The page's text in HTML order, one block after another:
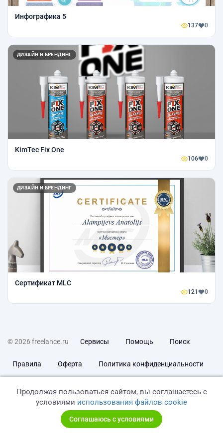
Инфографика 5
137 0
ДИЗАЙН И БРЕНДИНГ
KimTec Fix One
106 0
ДИЗАЙН И БРЕНДИНГ
Сертификат MLC
121 0
© 2026 freelance.ru Сервисы Помощь Поиск
Правила Оферта Политика конфиденциальности
Продолжая пользоваться сайтом, вы соглашаетесь с
условиями использования файлов cookie
Соглашаюсь с условиями